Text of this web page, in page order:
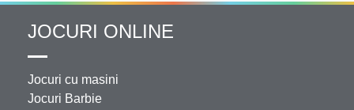
JOCURI ONLINE
Jocuri cu masini
Jocuri Barbie